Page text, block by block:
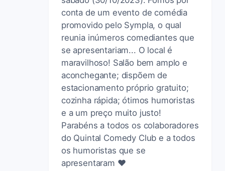
conta de um evento de comédia
promovido pelo Sympla, o qual
reunia inúmeros comediantes que
se apresentariam... O local é
maravilhoso! Salão bem amplo e
aconchegante; dispõem de
estacionamento próprio gratuito;
cozinha rápida; ótimos humoristas
e a um preço muito justo!
Parabéns a todos os colaboradores
do Quintal Comedy Club e a todos
os humoristas que se
apresentaram ❤️